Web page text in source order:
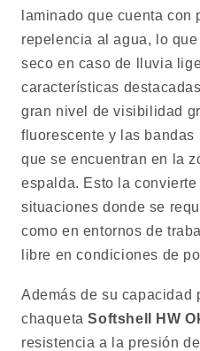
laminado que cuenta con
repelencia al agua, lo
seco en caso de lluvia
características
gran nivel de visibilidad
fluorescente y las
que se encuentran en la
espalda. Esto la
situaciones donde se
como en entornos de
libre en condiciones de
Además de su capacidad
chaqueta Softshell HW
resistencia a la presión